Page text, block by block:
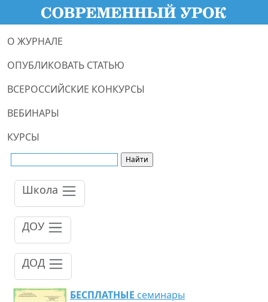
О ЖУРНАЛЕ
ОПУБЛИКОВАТЬ СТАТЬЮ
ВСЕРОССИЙСКИЕ КОНКУРСЫ
ВЕБИНАРЫ
КУРСЫ
Школа
ДОУ
ДОД
БЕСПЛАТНЫЕ семинары